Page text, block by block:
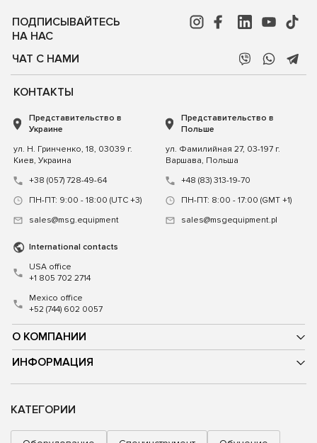
ПОДПИСЫВАЙТЕСЬ
НА НАС
ЧАТ С НАМИ
О КОМПАНИИ
ИНФОРМАЦИЯ
КОНТАКТЫ
Представительство в
Украине
ул. Н. Гринченко, 18, 03039 г.
Киев, Украина
+38 (057) 728-49-64
ПН-ПТ: 9:00 - 18:00 (UTC +3)
sales@msg.equipment
Представительство в
Польше
ул. Фамилийная 27, 03-197 г.
Варшава, Польша
+48 (83) 313-19-70
ПН-ПТ: 8:00 - 17:00 (GMT +1)
sales@msgequipment.pl
International contacts
USA office
+1 805 702 2714
Mexico office
+52 (744) 602 0057
КАТЕГОРИИ